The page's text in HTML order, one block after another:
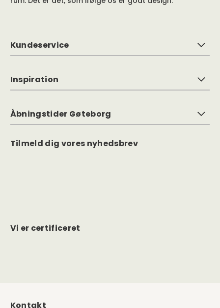
Kundeservice
Inspiration
Åbningstider Gøteborg
Tilmeld dig vores nyhedsbrev
Vi er certificeret
Kontakt